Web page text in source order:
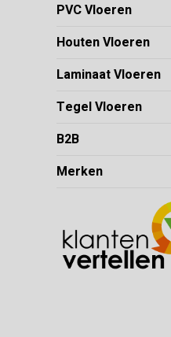
PVC Vloeren
Houten Vloeren
Laminaat Vloeren
Tegel Vloeren
B2B
Merken